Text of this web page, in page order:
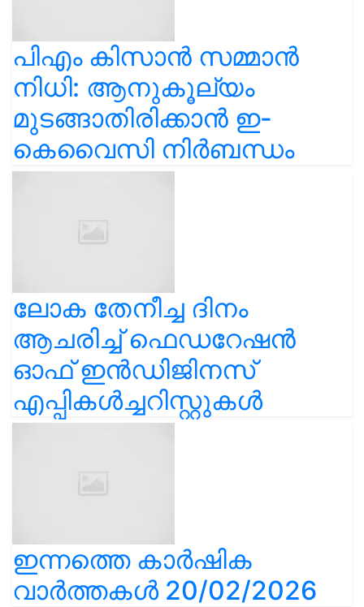
പിഎം കിസാൻ സമ്മാൻ
നിധി: ആനുകൂല്യം
മുടങ്ങാതിരിക്കാൻ ഇ-
കെവൈസി നിർബന്ധം
ലോക തേനീച്ച ദിനം
ആചരിച്ച് ഫെഡറേഷൻ
ഓഫ് ഇൻഡിജിനസ്
എപ്പികൾച്ചറിസ്റ്റുകൾ
ഇന്നത്തെ കാർഷിക
വാർത്തകൾ 20/02/2026